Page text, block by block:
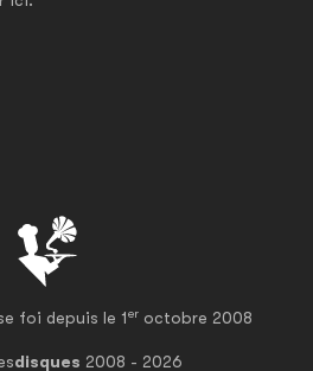
foi depuis le 1er octobre 2008
disques 2008 - 2026